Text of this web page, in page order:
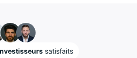
satisfaits